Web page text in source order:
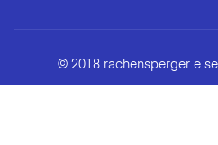
© 2018 rachensperger e